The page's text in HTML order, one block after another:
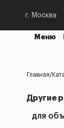
г. Москва
Меню
Главная
Другие
для